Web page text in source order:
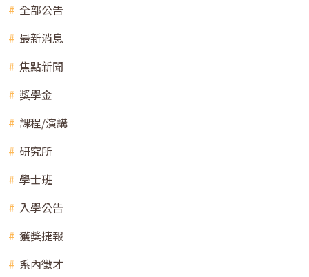
全部公告
最新消息
焦點新聞
獎學金
課程/演講
研究所
學士班
入學公告
獲獎捷報
系內徵才